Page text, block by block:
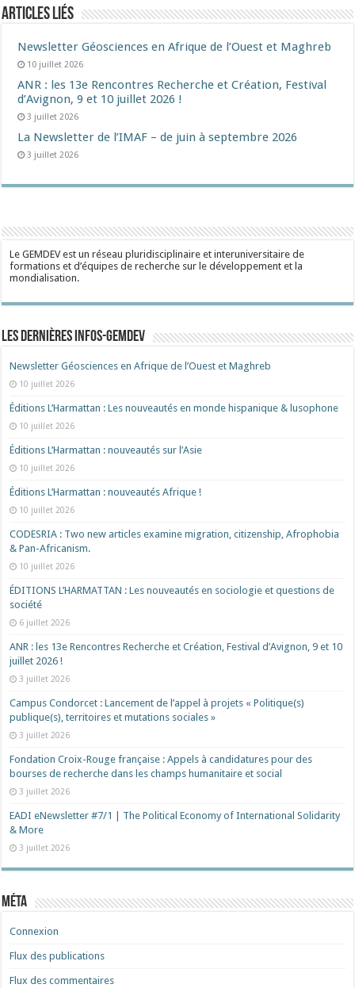
Articles liés
Newsletter Géosciences en Afrique de l’Ouest et Maghreb
10 juillet 2026
ANR : les 13e Rencontres Recherche et Création, Festival
d’Avignon, 9 et 10 juillet 2026 !
3 juillet 2026
La Newsletter de l’IMAF – de juin à septembre 2026
3 juillet 2026
Le GEMDEV est un réseau pluridisciplinaire et interuniversitaire de
formations et d’équipes de recherche sur le développement et la
mondialisation.
Les dernières Infos-Gemdev
Newsletter Géosciences en Afrique de l’Ouest et Maghreb
10 juillet 2026
Éditions L’Harmattan : Les nouveautés en monde hispanique & lusophone
10 juillet 2026
Éditions L’Harmattan : nouveautés sur l’Asie
10 juillet 2026
Éditions L’Harmattan : nouveautés Afrique !​
10 juillet 2026
CODESRIA : Two new articles examine migration, citizenship, Afrophobia
& Pan-Africanism.
10 juillet 2026
ÉDITIONS L’HARMATTAN : Les nouveautés en sociologie et questions de
société
6 juillet 2026
ANR : les 13e Rencontres Recherche et Création, Festival d’Avignon, 9 et 10
juillet 2026 !
3 juillet 2026
Campus Condorcet : Lancement de l’appel à projets « Politique(s)
publique(s), territoires et mutations sociales »
3 juillet 2026
Fondation Croix-Rouge française : Appels à candidatures pour des
bourses de recherche dans les champs humanitaire et social
3 juillet 2026
EADI eNewsletter #7/1 | The Political Economy of International Solidarity
& More
3 juillet 2026
Méta
Connexion
Flux des publications
Flux des commentaires